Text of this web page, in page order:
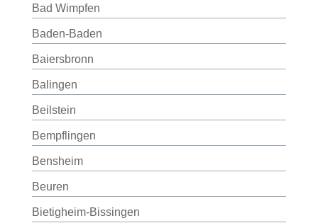
Bad Wimpfen
Baden-Baden
Baiersbronn
Balingen
Beilstein
Bempflingen
Bensheim
Beuren
Bietigheim-Bissingen